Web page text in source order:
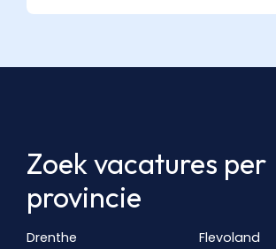
Zoek vacatures per
provincie
Drenthe
Flevoland